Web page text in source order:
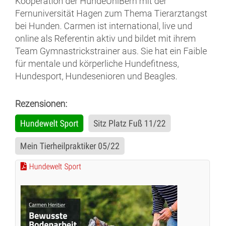
Fernuniversität Hagen zum Thema Tierarztangst
bei Hunden. Carmen ist international, live und
online als Referentin aktiv und bildet mit ihrem
Team Gymnastrickstrainer aus. Sie hat ein Faible
für mentale und körperliche Hundefitness,
Hundesport, Hundesenioren und Beagles.
Rezensionen:
Hundewelt Sport
Sitz Platz Fuß 11/22
Mein Tierheilpraktiker 05/22
Hundewelt Sport